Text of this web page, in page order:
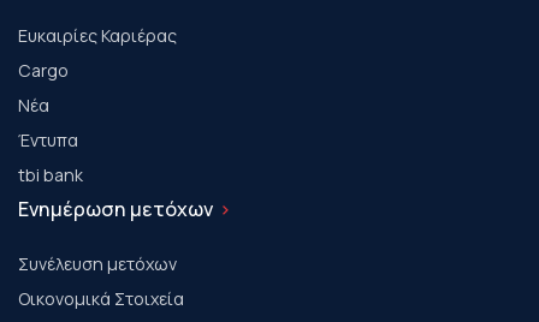
Ευκαιρίες Καριέρας
Cargo
Νέα
Έντυπα
tbi bank
Ενημέρωση μετόχων
Συνέλευση μετόχων
Οικονομικά Στοιχεία